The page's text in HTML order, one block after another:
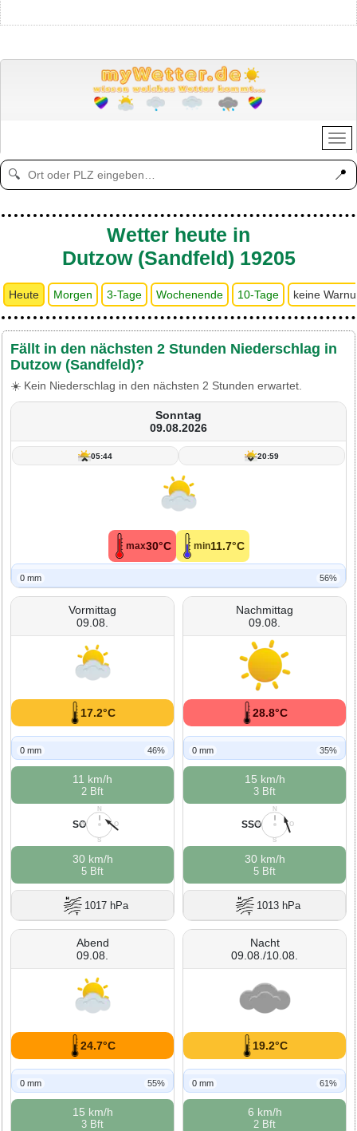
🔍 📍
Wetter heute in
Dutzow (Sandfeld) 19205
Heute Morgen 3-Tage Wochenende 10-Tage keine
Fällt in den nächsten 2 Stunden Niederschlag in
Dutzow (Sandfeld)?
☀️ Kein Niederschlag in den nächsten 2 Stunden erwartet.
Sonntag
09.08.2026
05:44 20:59
max30°C min11.7°C
0 mm 56%
Vormittag
09.08.
17.2°C
0 mm 46%
11 km/h
2 Bft
N
O
S
W
SO
30 km/h
5 Bft
1017 hPa
Nachmittag
09.08.
28.8°C
0 mm 35%
15 km/h
3 Bft
N
O
S
W
SSO
30 km/h
5 Bft
1013 hPa
Abend
09.08.
24.7°C
0 mm 55%
15 km/h
3 Bft
Nacht
09.08./10.08.
19.2°C
0 mm 61%
6 km/h
2 Bft